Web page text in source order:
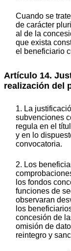
Cuando se
de carácter
al de la
que exista
el beneficiario
Artículo 14.
realización del
1. La
subvenciones
regula en el
y en lo
convocatoria.
2. Los
los fondos
funciones de
observaran
los
concesión de
omisión de
reintegro y